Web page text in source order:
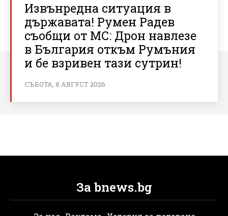
Извънредна ситуация в
държавата! Румен Радев
съобщи от МС: Дрон навлезе
в България откъм Румъния
и бе взривен тази сутрин!
СЪБОТА, 8 АВГУСТ 2026
За bnews.bg